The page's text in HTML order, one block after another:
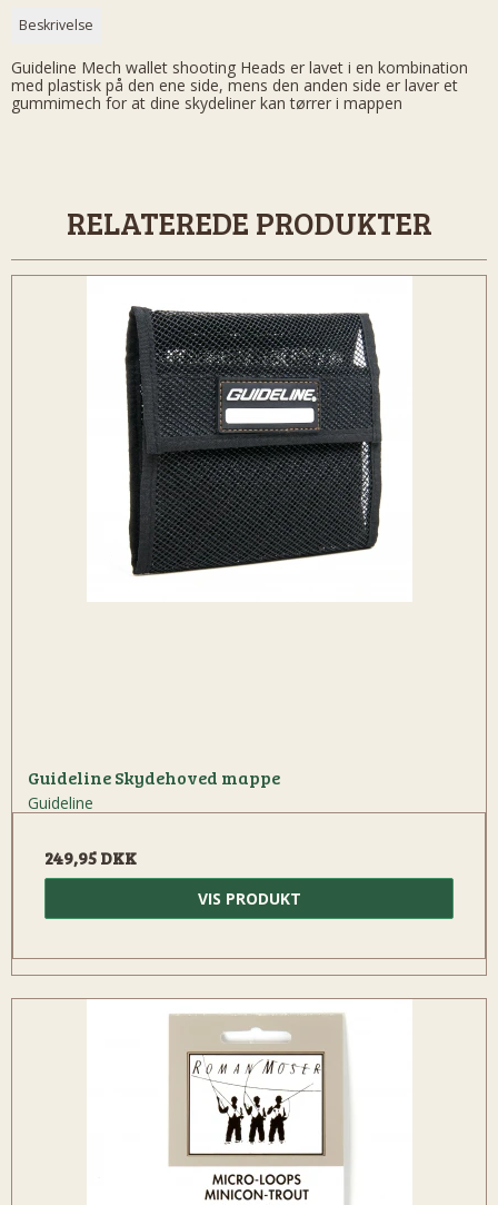
Beskrivelse
Guideline Mech wallet shooting Heads er lavet i en kombination
med plastisk på den ene side, mens den anden side er laver et
gummimech for at dine skydeliner kan tørrer i mappen
RELATEREDE PRODUKTER
Guideline Skydehoved mappe
Guideline
249,95 DKK
VIS PRODUKT